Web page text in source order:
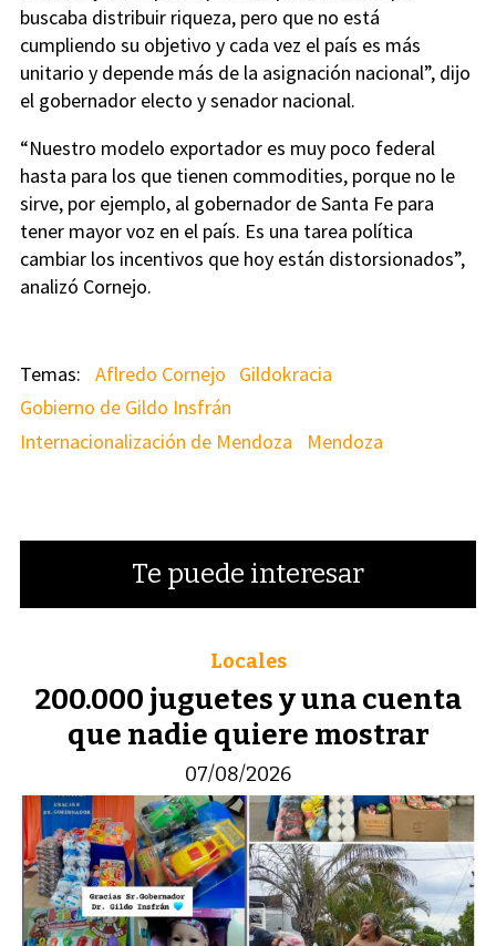
buscaba distribuir riqueza, pero que no está
cumpliendo su objetivo y cada vez el país es más
unitario y depende más de la asignación nacional”, dijo
el gobernador electo y senador nacional.
“Nuestro modelo exportador es muy poco federal
hasta para los que tienen commodities, porque no le
sirve, por ejemplo, al gobernador de Santa Fe para
tener mayor voz en el país. Es una tarea política
cambiar los incentivos que hoy están distorsionados”,
analizó Cornejo.
Aflredo Cornejo
Gildokracia
Gobierno de Gildo Insfrán
Internacionalización de Mendoza
Mendoza
Te puede interesar
200.000 juguetes y una cuenta
que nadie quiere mostrar
Locales
07/08/2026